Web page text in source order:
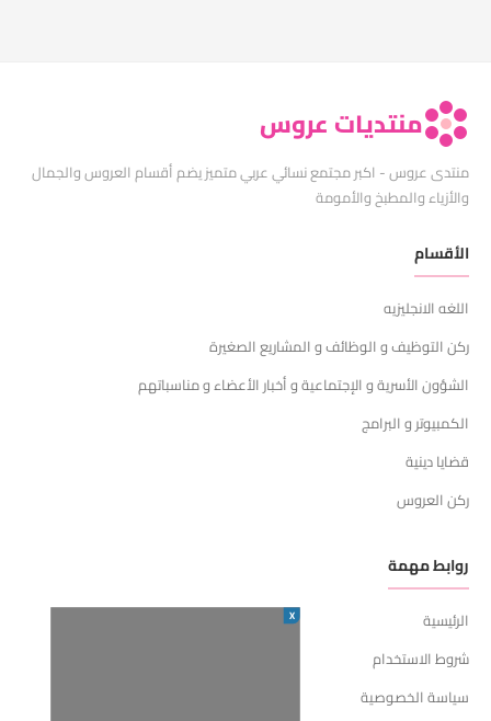
منتديات عروس
منتدى عروس - اكبر مجتمع نسائي عربي متميز يضم أقسام العروس والجمال
والأزياء والمطبخ والأمومة
الأقسام
اللغه الانجليزيه
ركن التوظيف و الوظائف و المشاريع الصغيرة
الشؤون الأسرية و الإجتماعية و أخبار الأعضاء و مناسباتهم
الكمبيوتر و البرامج
قضايا دينية
ركن العروس
روابط مهمة
الرئيسية
شروط الاستخدام
سياسة الخصوصية
X